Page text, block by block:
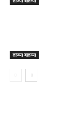
ताज्या बातम्या